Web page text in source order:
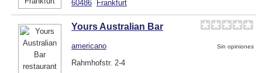
60486 Frankfurt
Yours Australian Bar
americano Sin opiniones
Rahmhofstr. 2-4